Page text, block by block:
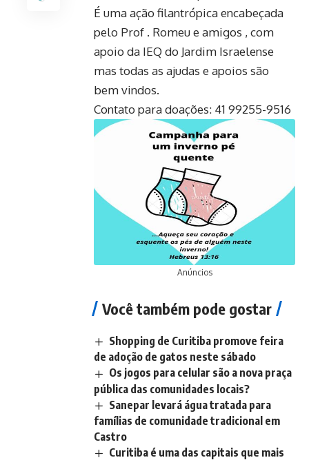
É uma ação filantrópica encabeçada
pelo Prof . Romeu e amigos , com
apoio da IEQ do Jardim Israelense
mas todas as ajudas e apoios são
bem vindos.
Contato para doações: 41 99255-9516
Anúncios
Você também pode gostar
Shopping de Curitiba promove feira
de adoção de gatos neste sábado
Os jogos para celular são a nova praça
pública das comunidades locais?
Sanepar levará água tratada para
famílias de comunidade tradicional em
Castro
Curitiba é uma das capitais que mais